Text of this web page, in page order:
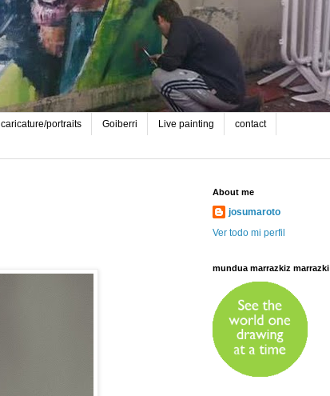
caricature/portraits Goiberri Live painting contact
About me
josumaroto
Ver todo mi perfil
mundua marrazkiz marrazki